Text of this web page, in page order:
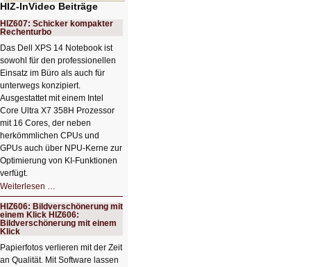
HIZ-InVideo Beiträge
HIZ607: Schicker kompakter
Rechenturbo
Das Dell XPS 14 Notebook ist
sowohl für den professionellen
Einsatz im Büro als auch für
unterwegs konzipiert.
Ausgestattet mit einem Intel
Core Ultra X7 358H Prozessor
mit 16 Cores, der neben
herkömmlichen CPUs und
GPUs auch über NPU-Kerne zur
Optimierung von KI-Funktionen
verfügt.
Weiterlesen …
Schicker
kompakter
Rechenturbo
HIZ606: Bildverschönerung mit
einem Klick HIZ606:
Bildverschönerung mit einem
Klick
Papierfotos verlieren mit der Zeit
an Qualität. Mit Software lassen